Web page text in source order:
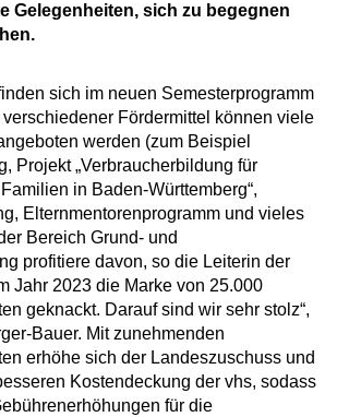
Gelegenheiten, sich zu begegnen
sich im neuen Semesterprogramm
Fördermittel können viele
werden (zum Beispiel
Projekt „Verbraucherbildung für
in Baden-Württemberg“,
Elternmentorenprogramm und vieles
Bereich Grund- und
profitiere davon, so die Leiterin der
Jahr 2023 die Marke von 25.000
geknackt. Darauf sind wir sehr stolz“,
Bauer. Mit zunehmenden
erhöhe sich der Landeszuschuss und
Kostendeckung der vhs, sodass
für die